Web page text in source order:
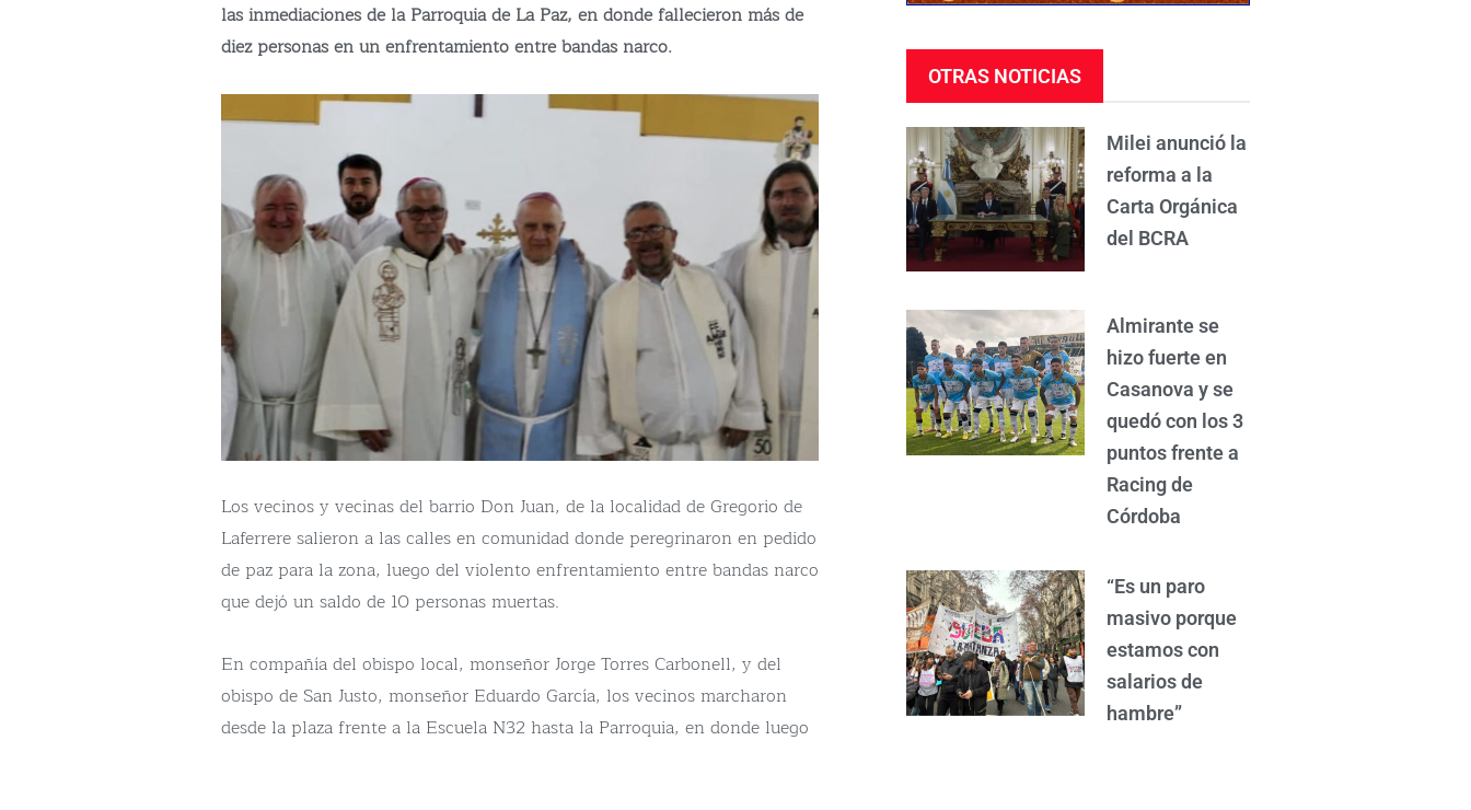
las inmediaciones de la Parroquia de La Paz, en donde fallecieron más de
diez personas en un enfrentamiento entre bandas narco.
Los vecinos y vecinas del barrio Don Juan, de la localidad de Gregorio de
Laferrere salieron a las calles en comunidad donde peregrinaron en pedido
de paz para la zona, luego del violento enfrentamiento entre bandas narco
que dejó un saldo de 10 personas muertas.
En compañía del obispo local, monseñor Jorge Torres Carbonell, y del
obispo de San Justo, monseñor Eduardo García, los vecinos marcharon
desde la plaza frente a la Escuela N32 hasta la Parroquia, en donde luego
OTRAS NOTICIAS
Milei anunció la
reforma a la
Carta Orgánica
del BCRA
Almirante se
hizo fuerte en
Casanova y se
quedó con los 3
puntos frente a
Racing de
Córdoba
“Es un paro
masivo porque
estamos con
salarios de
hambre”